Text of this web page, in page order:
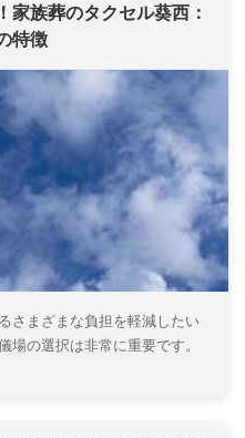
家族葬のタクセル葵西：
特徴
さまざまな負担を軽減したい
場の選択は非常に重要です。